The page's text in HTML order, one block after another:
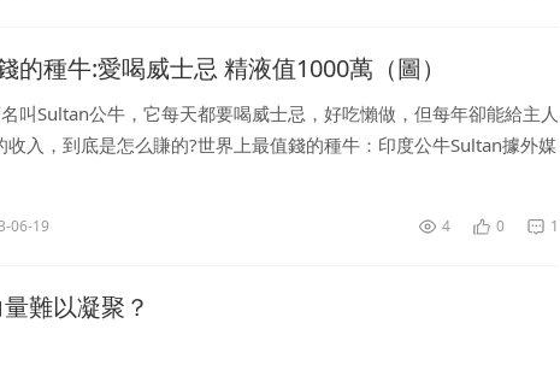
的種牛:愛喝威士忌 精液值1000萬（圖）
叫Sultan公牛，它每天都要喝威士忌，好吃懶做，但每年卻能給主人
入，到底是怎么賺的?世界上最值錢的種牛：印度公牛Sultan據外媒
06-19 4 0 1
難以凝聚？